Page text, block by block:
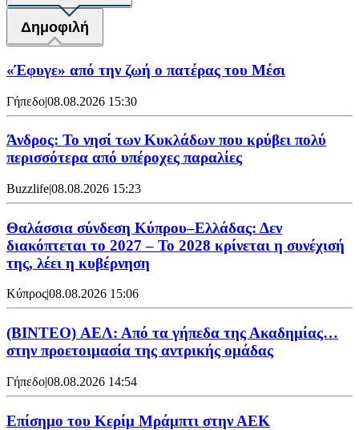
Δημοφιλή
«Έφυγε» από την ζωή ο πατέρας του Μέσι
Γήπεδο|08.08.2026 15:30
Άνδρος: Το νησί των Κυκλάδων που κρύβει πολύ
περισσότερα από υπέροχες παραλίες
Buzzlife|08.08.2026 15:23
Θαλάσσια σύνδεση Κύπρου–Ελλάδας: Δεν
διακόπτεται το 2027 – Το 2028 κρίνεται η συνέχισή
της, λέει η κυβέρνηση
Κύπρος|08.08.2026 15:06
(BINTEO) ΑΕΛ: Από τα γήπεδα της Ακαδημίας…
στην προετοιμασία της αντρικής ομάδας
Γήπεδο|08.08.2026 14:54
Επίσημο του Κερίμ Μράμπτι στην ΑΕK